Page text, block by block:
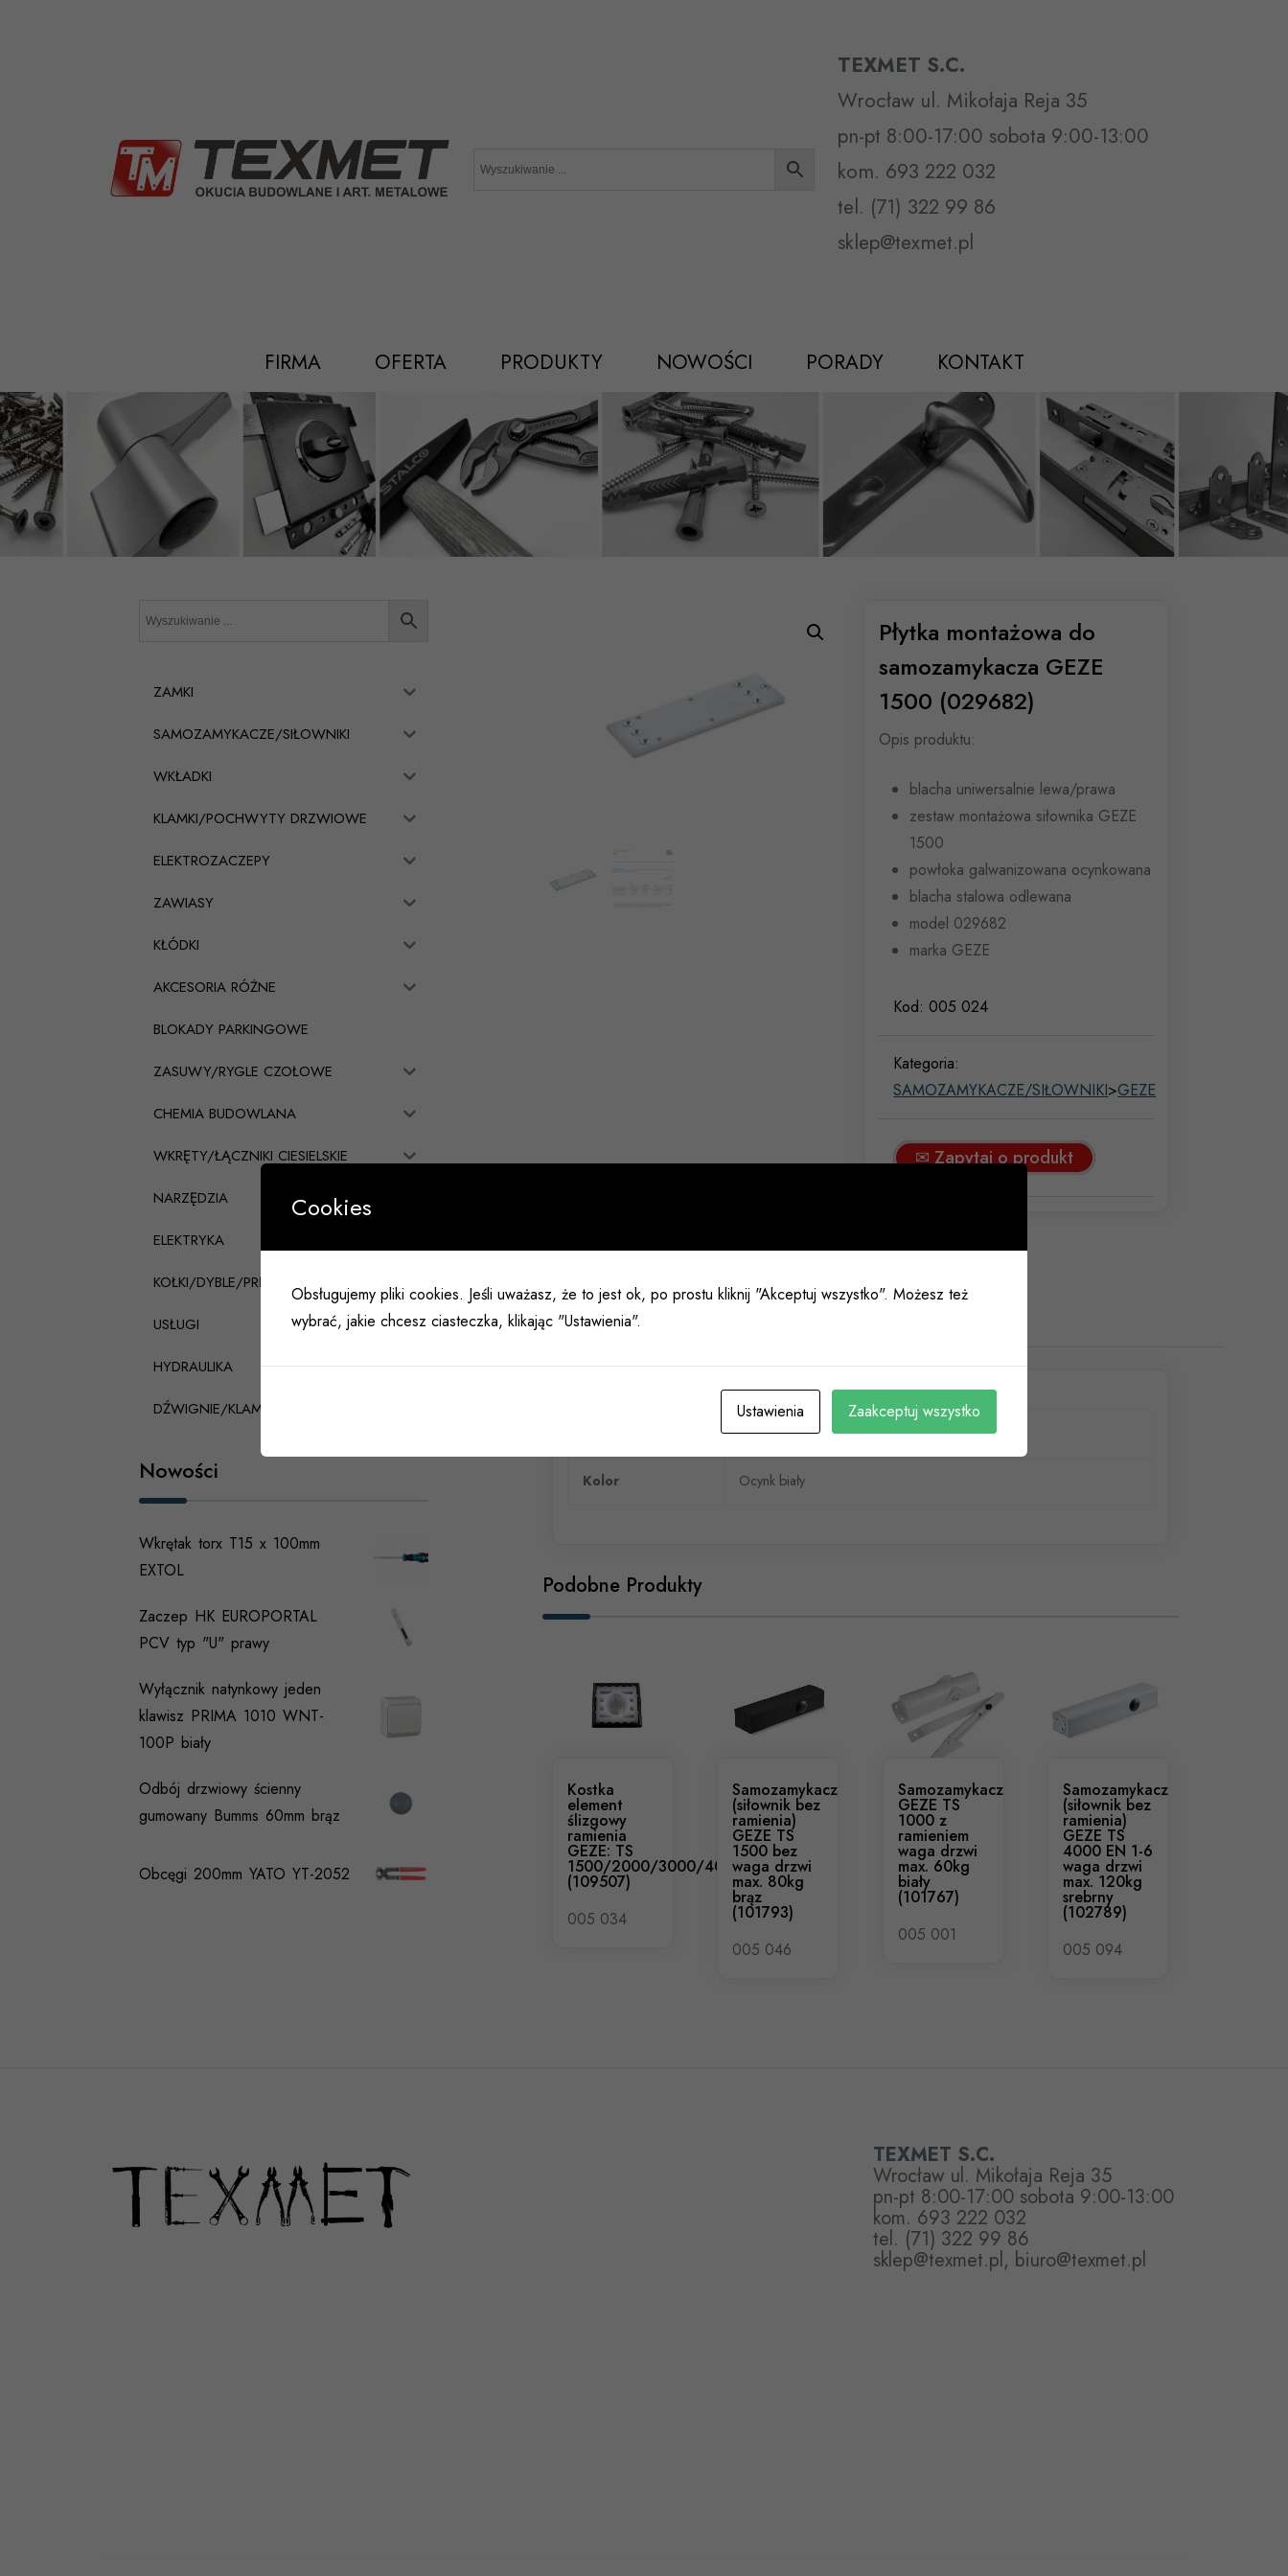
TEXMET S.C.
Wrocław ul. Mikołaja Reja 35
pn-pt 8:00-17:00 sobota 9:00-13:00
kom. 693 222 032
tel. (71) 322 99 86
sklep@texmet.pl
FIRMA OFERTA PRODUKTY NOWOŚCI PORADY KONTAKT
Płytka montażowa do
samozamykacza GEZE
1500 (029682)
Opis produktu:
blacha uniwersalnie lewa/prawa
zestaw montażowa siłownika GEZE
1500
powłoka galwanizowana ocynkowana
blacha stalowa odlewana
model 029682
marka GEZE
Kod: 005 024
Kategoria:
SAMOZAMYKACZE/SIŁOWNIKI>GEZE
✉ Zapytaj o produkt
Informacje dodatkowe
Index katalogowy 029682
Kolor Ocynk biały
Podobne Produkty
Kostka
element
ślizgowy
ramienia
GEZE: TS
1500/2000/3000/4000/5000
(109507)
005 034
Samozamykacz
(siłownik bez
ramienia)
GEZE TS
1500 bez
waga drzwi
max. 80kg
brąz
(101793)
005 046
Samozamykacz
GEZE TS
1000 z
ramieniem
waga drzwi
max. 60kg
biały
(101767)
005 001
Samozamykacz
(siłownik bez
ramienia)
GEZE TS
4000 EN 1-6
waga drzwi
max. 120kg
srebrny
(102789)
005 094
ZAMKI
SAMOZAMYKACZE/SIŁOWNIKI
WKŁADKI
KLAMKI/POCHWYTY DRZWIOWE
ELEKTROZACZEPY
ZAWIASY
KŁÓDKI
AKCESORIA RÓŻNE
BLOKADY PARKINGOWE
ZASUWY/RYGLE CZOŁOWE
CHEMIA BUDOWLANA
WKRĘTY/ŁĄCZNIKI CIESIELSKIE
NARZĘDZIA
ELEKTRYKA
KOŁKI/DYBLE/PRĘTY
USŁUGI
HYDRAULIKA
DŹWIGNIE/KLAMKI PANICZNE
Nowości
Wkrętak torx T15 x 100mm
EXTOL
Zaczep HK EUROPORTAL
PCV typ "U" prawy
Wyłącznik natynkowy jeden
klawisz PRIMA 1010 WNT-
100P biały
Odbój drzwiowy ścienny
gumowany Bumms 60mm brąz
Obcęgi 200mm YATO YT-2052
TEXMET S.C.
Wrocław ul. Mikołaja Reja 35
pn-pt 8:00-17:00 sobota 9:00-13:00
kom. 693 222 032
tel. (71) 322 99 86
sklep@texmet.pl, biuro@texmet.pl
Cookies
Obsługujemy pliki cookies. Jeśli uważasz, że to jest ok, po prostu kliknij "Akceptuj wszystko". Możesz też
wybrać, jakie chcesz ciasteczka, klikając "Ustawienia".
Ustawienia Zaakceptuj wszystko